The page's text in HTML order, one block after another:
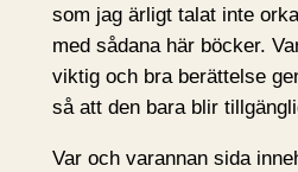
som jag ärligt talat inte
med sådana här böcker.
viktig och bra berättelse
så att den bara blir
Var och varannan sida